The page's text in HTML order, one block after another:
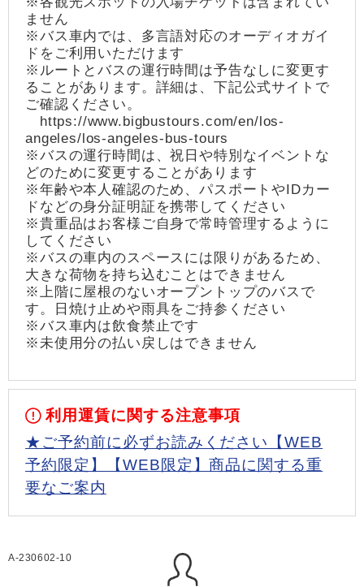
ません
※バス車内では、多言語対応のオーディオガイ
ドをご利用いただけます
※ルートとバスの運行時間は予告なしに変更す
ることがあります。詳細は、下記公式サイトで
ご確認ください。
https://www.bigbustours.com/en/los-
angeles/los-angeles-bus-tours
※バスの運行時間は、祝日や特別なイベントな
どのために変更することがあります
※年齢や本人確認のため、パスポートやIDカー
ドなどの身分証明証を携帯してください
※貴重品はお客様ご自身で常時管理するように
してください
※バスの車内のスペースには限りがあるため、
大きな荷物を持ち込むことはできません
※上階に屋根のないオープントップのバスで
す。日焼け止めや雨具をご持参ください
※バス車内は飲食禁止です
※未使用分の払い戻しはできません
利用運賃に関する注意事項
★ご予約前に必ずお読みください【WEB
予約限定】【WEB限定】商品に関する重
要なご案内
A-230602-10